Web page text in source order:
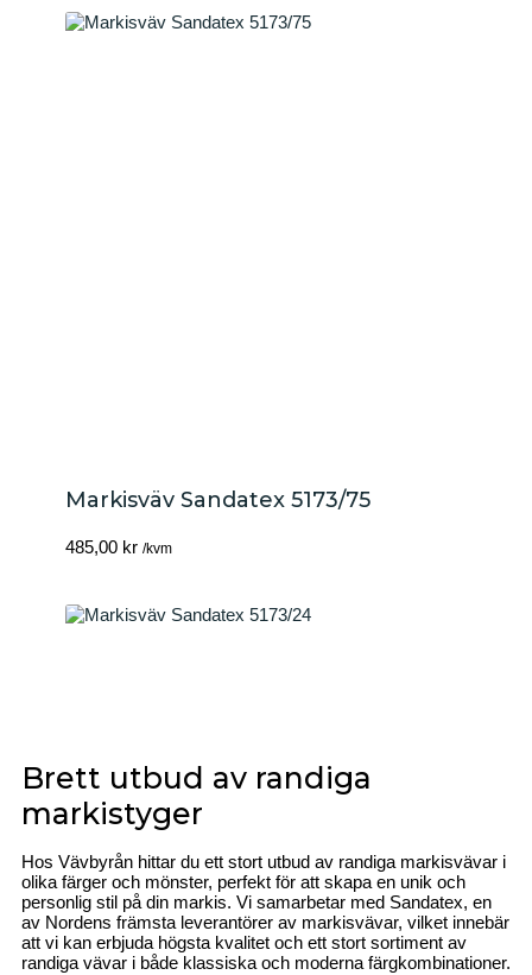
Markisväv Sandatex 5173/75
485,00 kr /kvm
Brett utbud av randiga
markistyger
Hos Vävbyrån hittar du ett stort utbud av randiga markisvävar i
olika färger och mönster, perfekt för att skapa en unik och
personlig stil på din markis. Vi samarbetar med Sandatex, en
av Nordens främsta leverantörer av markisvävar, vilket innebär
att vi kan erbjuda högsta kvalitet och ett stort sortiment av
randiga vävar i både klassiska och moderna färgkombinationer.